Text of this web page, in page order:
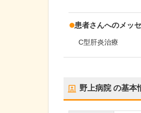
患者さんへのメッ
C型肝炎治療
野上病院の基本